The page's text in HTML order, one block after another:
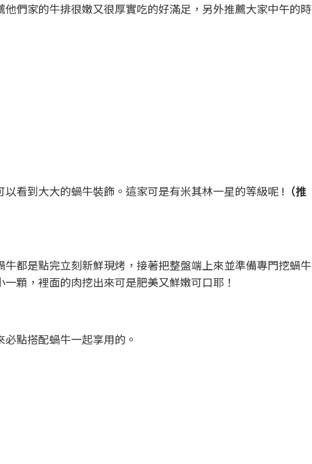
們家的牛排很嫩又很厚實吃的好滿足，另外推薦大家中午的時
看到大大的蝸牛裝飾。這家可是有米其林一星的等級呢 ! （推
都是點完立刻新鮮現烤，接著把整盤端上來並準備專門挖蝸牛
顆，裡面的肉挖出來可是肥美又鮮嫩可口耶！
點搭配蝸牛一起享用的。